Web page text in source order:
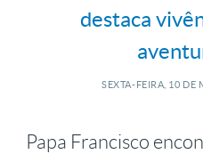
destaca
SEXTA-FEIRA, 10 DE
Papa Francisco